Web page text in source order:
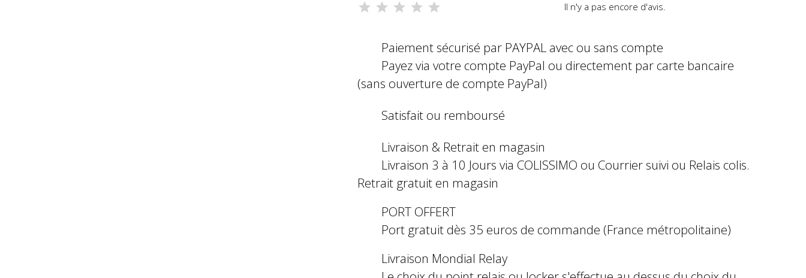
Il n'y a pas encore d'avis.
Paiement sécurisé par PAYPAL avec ou sans compte
Payez via votre compte PayPal ou directement par carte bancaire
(sans ouverture de compte PayPal)
Satisfait ou remboursé
Livraison & Retrait en magasin
Livraison 3 à 10 Jours via COLISSIMO ou Courrier suivi ou Relais colis.
Retrait gratuit en magasin
PORT OFFERT
Port gratuit dès 35 euros de commande (France métropolitaine)
Livraison Mondial Relay